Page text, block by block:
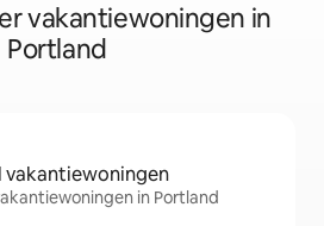
vakantiewoningen in
Portland
vakantiewoningen
in Portland